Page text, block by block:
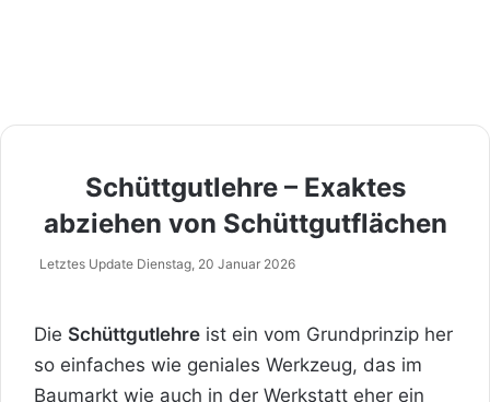
Schüttgutlehre – Exaktes
abziehen von Schüttgutflächen
Letztes Update Dienstag, 20 Januar 2026
Die Schüttgutlehre ist ein vom Grundprinzip her
so einfaches wie geniales Werkzeug, das im
Baumarkt wie auch in der Werkstatt eher ein